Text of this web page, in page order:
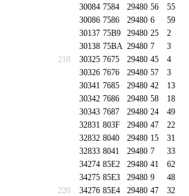
30084 7584 29480 56 55
30086 7586 29480 6 59
30137 75B9 29480 25 2
30138 75BA 29480 7 3
210
30325 7675 29480 45 4
30326 7676 29480 57 3
30341 7685 29480 42 13
30342 7686 29480 58 18
30343 7687 29480 24 49
32831 803F 29480 47 22
32832 8040 29480 15 31
32833 8041 29480 7 33
34274 85E2 29480 41 62
34275 85E3 29480 9 48
220
34276 85E4 29480 47 32